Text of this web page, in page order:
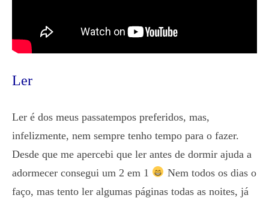
Ler
Ler é dos meus passatempos preferidos, mas,
infelizmente, nem sempre tenho tempo para o fazer.
Desde que me apercebi que ler antes de dormir ajuda a
adormecer consegui um 2 em 1
Nem todos os dias o
faço, mas tento ler algumas páginas todas as noites, já